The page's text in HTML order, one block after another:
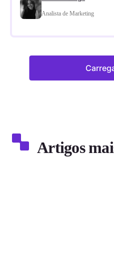
Analista de Marketing
Artigos